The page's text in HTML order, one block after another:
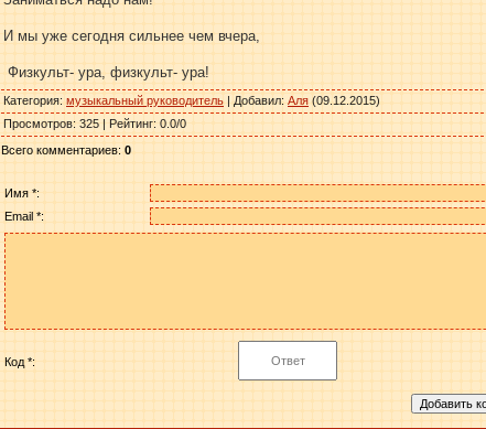
И мы уже сегодня сильнее чем вчера,
Физкульт- ура, физкульт- ура!
Категория: музыкальный руководитель | Добавил: Аля (09.12.2015)
Просмотров: 325 | Рейтинг: 0.0/0
Всего комментариев: 0
Имя *:
Email *:
Код *: